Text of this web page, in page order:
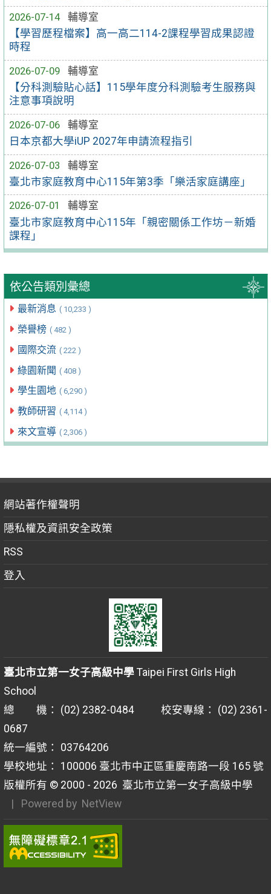
2026-07-14
輔導室
【學習歷程檔案】高一高二114-2課程學習成果認證
時程
2026-07-09
輔導室
【分科測驗貼心話】115學年度分科測驗考生服務與
注意事項說明
2026-07-06
輔導室
日本京都大學iUP 2027年申請流程指引
2026-07-03
輔導室
臺北市家庭教育中心115年第3季「樂活家庭講座」
2026-07-01
輔導室
臺北市家庭教育中心115年「親密關係工作坊－新婚
課程」
依公告類別彙總
最新消息 ( 10,233 )
榮譽榜 ( 482 )
國際交流 ( 222 )
綠園新聞 ( 408 )
學生園地 ( 6,290 )
教師研習 ( 4,114 )
來文宣導 ( 2,306 )
網站著作權聲明
隱私權及資訊安全政策
RSS
登入
臺北市立第一女子高級中學Taipei First Girls High
School
總 機： (02) 2382-0484 校安專線： (02) 2361-
0687
統一編號： 03764206
學校地址： 100006 臺北市中正區重慶南路一段 165 號
版權所有 © 2000 - 2026 臺北市立第一女子高級中學
| Powered by NetView